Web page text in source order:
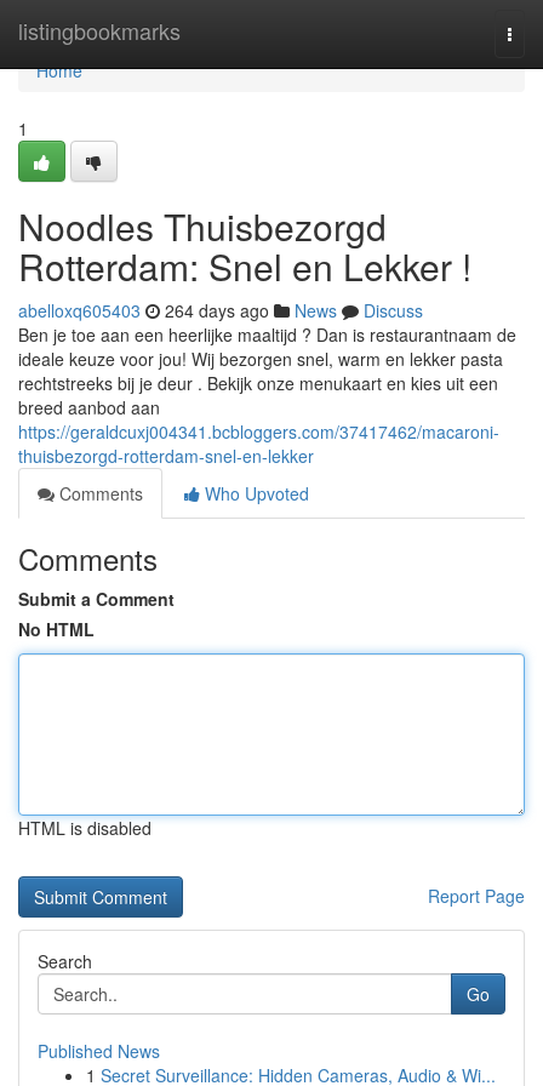
listingbookmarks
Home
Home
1
Noodles Thuisbezorgd
Rotterdam: Snel en Lekker !
abelloxq605403 264 days ago News
Discuss
Ben je toe aan een heerlijke maaltijd ? Dan is restaurantnaam de
ideale keuze voor jou! Wij bezorgen snel, warm en lekker pasta
rechtstreeks bij je deur . Bekijk onze menukaart en kies uit een
breed aanbod aan
https://geraldcuxj004341.bcbloggers.com/37417462/macaroni-
thuisbezorgd-rotterdam-snel-en-lekker
Comments
Who Upvoted
Comments
Submit a Comment
No HTML
HTML is disabled
Report Page
Search
Go
Published News
1 Secret Surveillance: Hidden Cameras, Audio & Wi...